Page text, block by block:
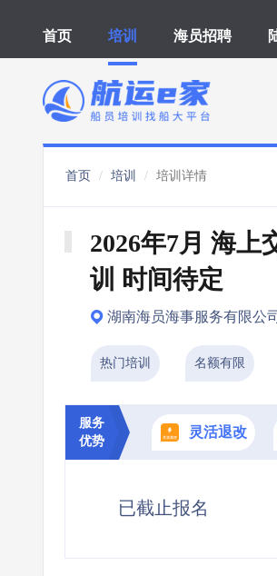
首页 培训 海员招聘
首页 培训 培训详情
2026年7月 海上
训 时间待定
湖南海员海事服务有限公司
热门培训 名额有限
服务
优势
灵活退改
已截止报名